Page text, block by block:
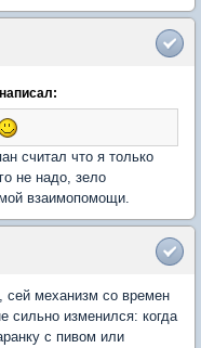
считал что я только
не надо, зело
взаимопомощи.
сей механизм со времен
сильно изменился: когда
с пивом или